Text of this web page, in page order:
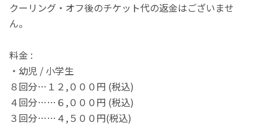
クーリング・オフ後のチケット代の返金はございませ
ん。
料金 :
・幼児 / 小学生
８回分…１２,０００円 (税込)
４回分……６,０００円 (税込)
３回分……４,５００円(税込)